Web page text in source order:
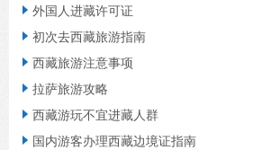
 外国人进藏许可证
 初次去西藏旅游指南
 西藏旅游注意事项
 拉萨旅游攻略
 西藏游玩不宜进藏人群
 国内游客办理西藏边境证指南